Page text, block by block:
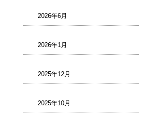
2026年6月
2026年1月
2025年12月
2025年10月